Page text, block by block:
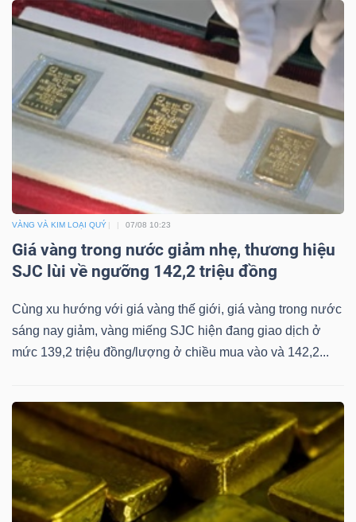
VÀNG VÀ KIM LOẠI QUÝ 07/08 10:23
Giá vàng trong nước giảm nhẹ, thương hiệu
SJC lùi về ngưỡng 142,2 triệu đồng
Cùng xu hướng với giá vàng thế giới, giá vàng trong nước
sáng nay giảm, vàng miếng SJC hiện đang giao dịch ở
mức 139,2 triệu đồng/lượng ở chiều mua vào và 142,2...
DỊCH
VỤ
TRUYỀN
THÔNG
TIỆN
ÍCH
BẤT
ĐỘNG
Mã
chứng
khoán
(-)